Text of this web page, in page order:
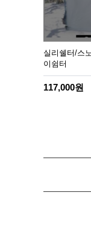
실리쉘터/스
이쉼터
117,000원